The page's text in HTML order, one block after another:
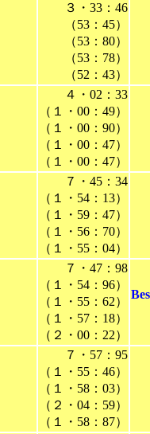
３・33：46
（53：45）
（53：80）
（53：78）
（52：43）
４・02：33
（１・00：49）
（１・00：90）
（１・00：47）
（１・00：47）
７・45：34
（１・54：13）
（１・59：47）
（１・56：70）
（１・55：04）
７・47：98
（１・54：96）
（１・55：62）
（１・57：18）
（２・00：22）
７・57：95
（１・55：46）
（１・58：03）
（２・04：59）
（１・58：87）